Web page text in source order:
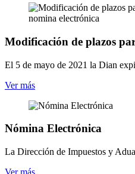
Modificación de plazos
El 5 de mayo de 2021 la Dian
Ver más
Nómina Electrónica
La Dirección de Impuestos y
Ver más